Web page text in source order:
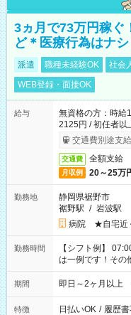
3ヵ月で73万円稼ぐ
ど＊医療行為はナシ
派遣 職種未経験OK 社会
WEB登録・面接OK
給与
無資格の方：時給
2125円 / 初任者以
交通費別途支
交通費 全額支給
月収例 20～25万
勤務地
静岡県裾野市
裾野駅 / 岩波駅
病院 ★自宅近
勤務時間
【シフト例】
は一例です！その
期間 即日～2ヶ月以上
特徴 日払いOK / 履歴